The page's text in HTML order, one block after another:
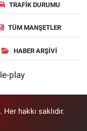
TRAFIK DURUMU
TÜM MANŞETLER
HABER ARŞIVI
hakkı saklıdır.